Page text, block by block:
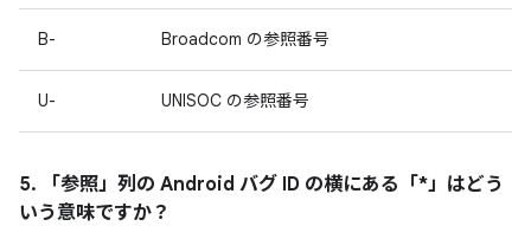
B- Broadcom の参照番号
U- UNISOC の参照番号
5. 「参照」 列の Android バグ ID の横にある「*」はどう
いう意味ですか？